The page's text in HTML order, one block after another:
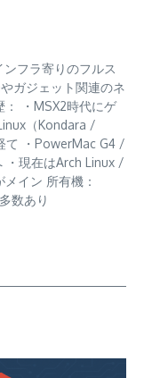
フラ寄りのフルス
ガジェット関連のネ
： ・MSX2時代にゲ
（Kondara /
・PowerMac G4 /
・現在はArch Linux /
イン 所有機：
数あり